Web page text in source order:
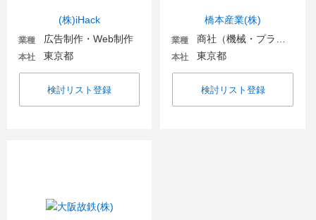
(株)iHack
業種 広告制作・Web制作
本社 東京都
検討リスト登録
橋本産業(株)
業種
本社 東京都
検討リスト登録